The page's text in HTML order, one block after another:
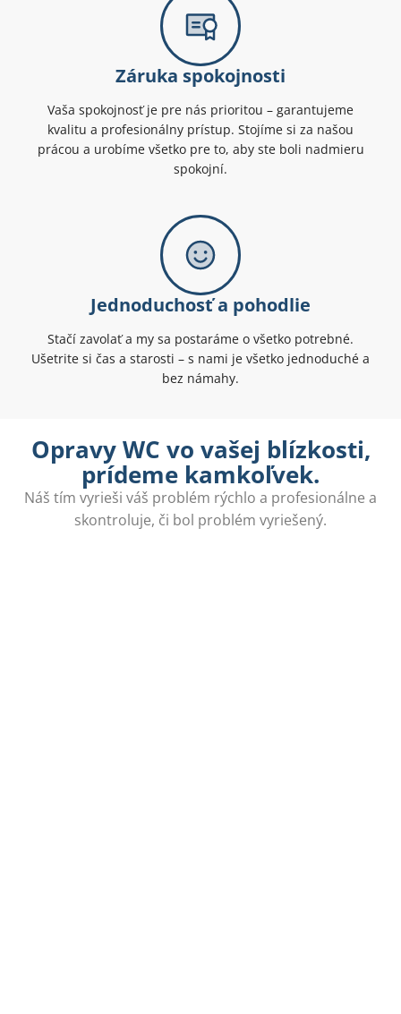
Záruka spokojnosti
Vaša spokojnosť je pre nás prioritou – garantujeme
kvalitu a profesionálny prístup. Stojíme si za našou
prácou a urobíme všetko pre to, aby ste boli nadmieru
spokojní.
Jednoduchosť a pohodlie
Stačí zavolať a my sa postaráme o všetko potrebné.
Ušetrite si čas a starosti – s nami je všetko jednoduché a
bez námahy.
Opravy WC vo vašej blízkosti,
prídeme kamkoľvek.
Náš tím vyrieši váš problém rýchlo a profesionálne a
skontroluje, či bol problém vyriešený.